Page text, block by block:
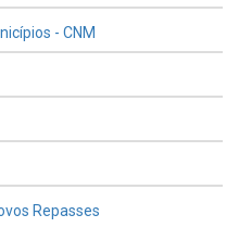
- CNM
Repasses